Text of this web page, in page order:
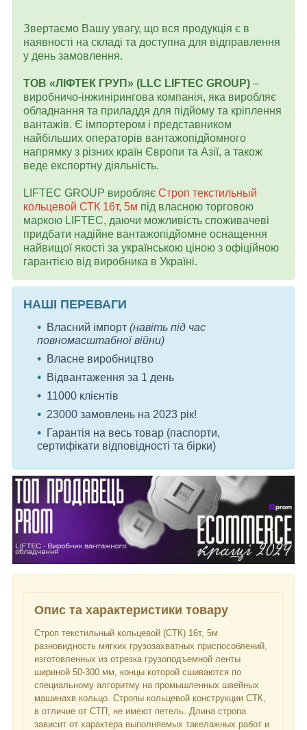
Звертаємо Вашу увагу, що вся продукція є в
наявності на складі та доступна для відправлення
у день замовлення.
ТОВ «ЛІФТЕК ГРУП» (LLC LIFTEC GROUP) –
виробничо-інжинірингова компанія, яка виробляє
обладнання та приладдя для підйому та кріплення
вантажів. Є імпортером і представником
найбільших операторів вантажопідйомного
напрямку з різних країн Європи та Азії, а також
веде експортну діяльність.
LIFTEC GROUP виробляє Строп текстильный
кольцевой СТК 16т, 5м під власною торговою
маркою LIFTEC, даючи можливість споживачеві
придбати надійне вантажопідйомне оснащення
найвищої якості за українською ціною з офіційною
гарантією від виробника в Україні.
НАШІ ПЕРЕВАГИ
Власний імпорт (навіть під час
повномасштабної війни)
Власне виробництво
Відвантаження за 1 день
11000 клієнтів
23000 замовлень на 2023 рік!
Гарантія на весь товар (паспорти,
сертифікати відповідності та бірки)
Опис та характеристики товару
Строп текстильный кольцевой (СТК) 16т, 5м
разновидность мягких грузозахватных приспособлений,
изготовленных из отрезка грузоподъемной ленты
шириной 50-300 мм, концы которой сшиваются по
специальному алгоритму на промышленных швейных
машинахв кольцо. Стропы кольцевой конструкции СТК,
в отличие от СТП, не имеют петель. Длина стропа
зависит от характера выполняемых такелажных работ и